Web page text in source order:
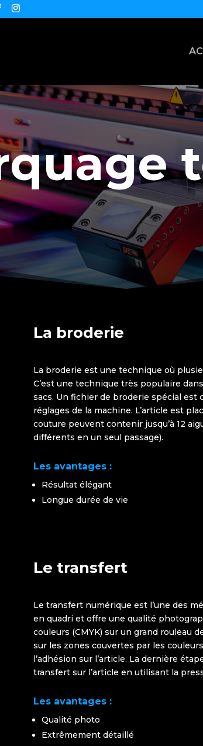
La broderie
La broderie est une technique où
C’est une technique très populaire
sacs. Un fichier de broderie spécial est
réglages de la machine. L’article est
couture peuvent contenir jusqu’à 12
différents en un seul passage).
Les avantages :
Résultat élégant
Longue durée de vie
Le transfert
Le transfert numérique est l’une des
en quadri et offre une qualité
couleurs (CMYK) sur un grand rouleau
sur les zones couvertes par les
l’adhésion sur l’article. La dernière
transfert sur l’article en utilisant la
Les avantages :
Qualité photo
Extrêmement détaillé